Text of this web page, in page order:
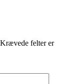
Krævede felter er